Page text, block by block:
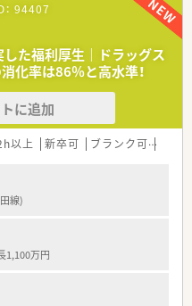
広い年齢層が在籍しており、
し合える風通しの良い職場で
巡回して現場の状況を把握し
るため安心して勤務できます。
で業務の効率化を図っており、
できる環境を整えています。
局を展開しており、医療から
する地域密着型の成長企業で
携する体制を整えています。
ど多角的な視点で地域住民の
94407
した福利厚生｜ドラッグス
化率は86％と高水準！
に追加
以上 新卒可 ブランク可
線)
1,100万円